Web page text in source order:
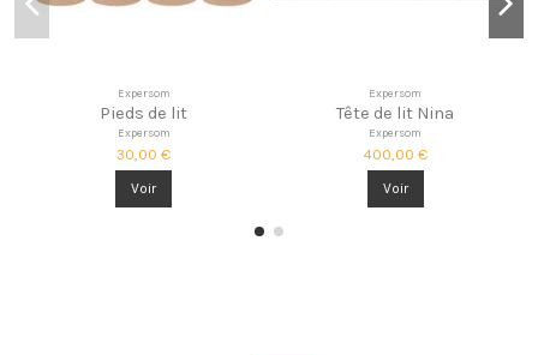
Expersom
Pieds de lit
Expersom
30,00 €
Voir
Expersom
Tête de lit Nina
Expersom
400,00 €
Voir